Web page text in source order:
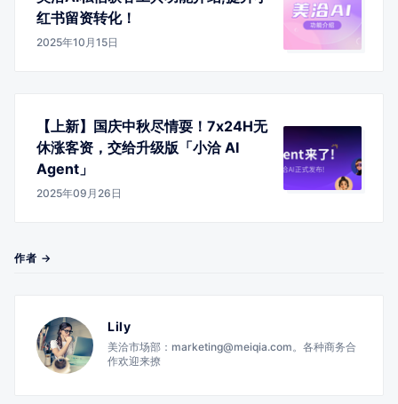
红书留资转化！
2025年10月15日
【上新】国庆中秋尽情耍！7x24H无
休涨客资，交给升级版「小洽 AI
Agent」
2025年09月26日
作者 →
Lily
美洽市场部：marketing@meiqia.com。各种商务合
作欢迎来撩